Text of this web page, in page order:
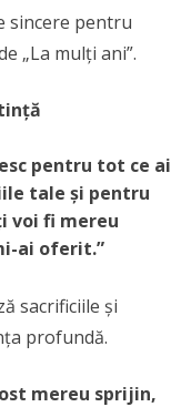
sincere pentru
„La mulți ani”.
pentru tot ce ai
tale și pentru
voi fi mereu
ai oferit.”
sacrificiile și
profundă.
mereu sprijin,